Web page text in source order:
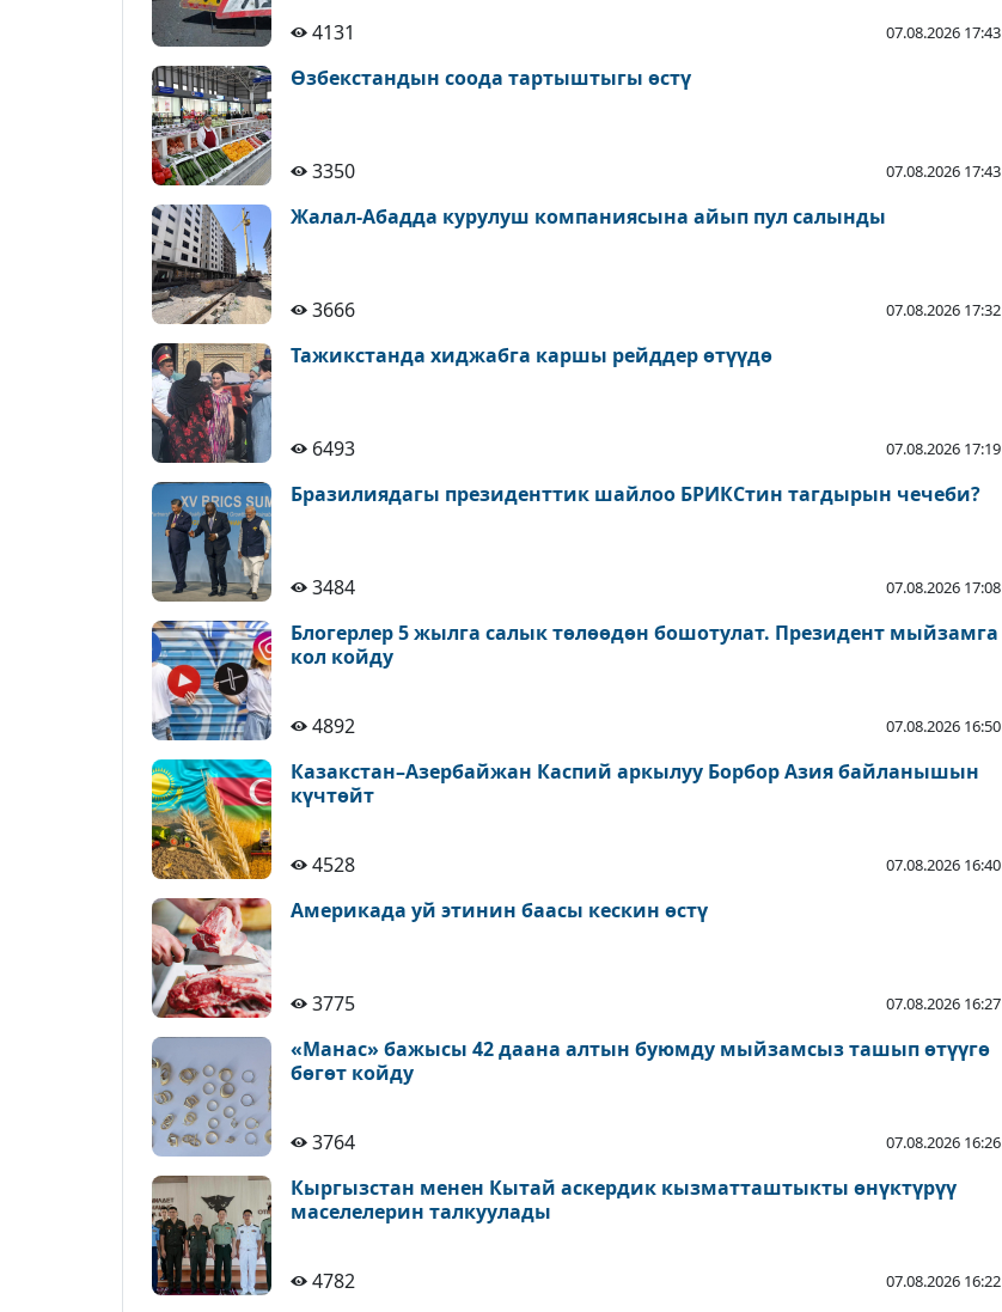
4131 07.08.2026 17:43
Өзбекстандын соода тартыштыгы өстү
3350 07.08.2026 17:43
Жалал-Абадда курулуш компаниясына айып пул салынды
3666 07.08.2026 17:32
Тажикстанда хиджабга каршы рейддер өтүүдө
6493 07.08.2026 17:19
Бразилиядагы президенттик шайлоо БРИКСтин тагдырын чечеби?
3484 07.08.2026 17:08
Блогерлер 5 жылга салык төлөөдөн бошотулат. Президент мыйзамга
кол койду
4892 07.08.2026 16:50
Казакстан–Азербайжан Каспий аркылуу Борбор Азия байланышын
күчтөйт
4528 07.08.2026 16:40
Америкада уй этинин баасы кескин өстү
3775 07.08.2026 16:27
«Манас» бажысы 42 даана алтын буюмду мыйзамсыз ташып өтүүгө
бөгөт койду
3764 07.08.2026 16:26
Кыргызстан менен Кытай аскердик кызматташтыкты өнүктүрүү
маселелерин талкуулады
4782 07.08.2026 16:22